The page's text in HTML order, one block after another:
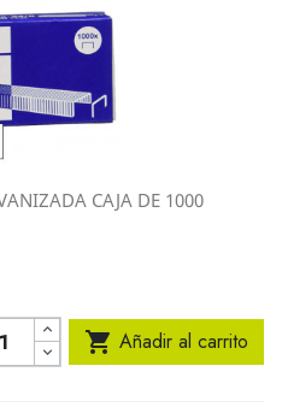
CAJA DE 1000
 Añadir al carrito